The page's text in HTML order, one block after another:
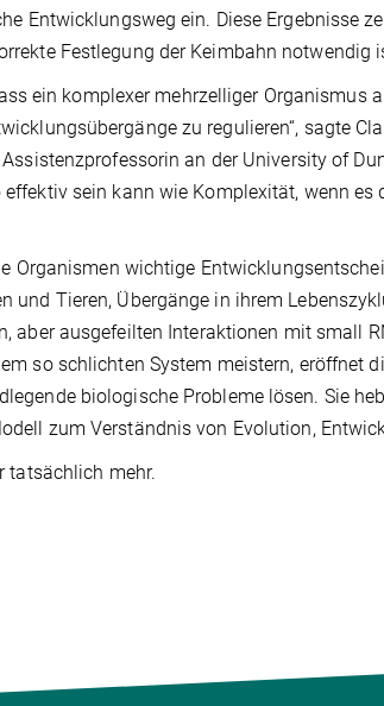
Entwicklungsweg ein. Diese Ergebnisse
Festlegung der Keimbahn notwendig
ein komplexer mehrzelliger Organismus
zu regulieren“, sagte
an der University of
sein kann wie Komplexität, wenn es
Organismen wichtige
und Tieren, Übergänge in ihrem
aber ausgefeilten Interaktionen mit small
so schlichten System meistern, eröffnet
biologische Probleme lösen. Sie
zum Verständnis von Evolution,
tatsächlich mehr.